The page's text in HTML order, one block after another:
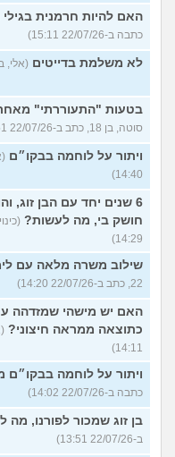
האם להיות חרמנית בגילי
כתבה ב-22/07/26 15:11)
לא משלמת בדייטים (אלי, בן 29, כתב ב-22/07/26
בטעות "התעוררתי"
סוטה, בן 18, כתב ב-22/07/26 14:51)
ויתור על לוחמה בבקו״ם
14:40)
6 שנים יחד עם הבן זוג,
חושק בי, מה לעשות?
14:29)
שילוב משרה מלאה עם
22, כתב ב-22/07/26 14:20)
האם יש מישהי שמזדהה
כתוצאה ממראה חיצוני?
14:11)
ויתור על לוחמה בבקו״ם
כתבה ב-22/07/26 14:02)
בן זוג שמכור לפורנו, מה
ב-22/07/26 13:51)